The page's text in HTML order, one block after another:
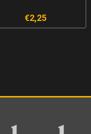
€2,25